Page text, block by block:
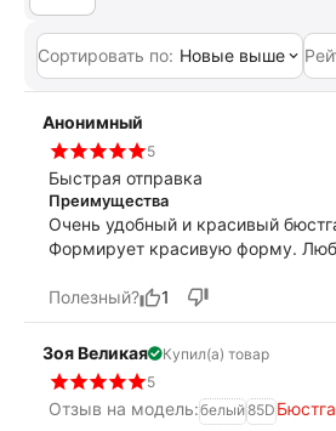
Сортировать по: Новые выше
Анонимный
5
Быстрая отправка
Преимущества
Очень удобный и красивый
Формирует красивую форму.
Полезный? 1
Зоя Великая Купил(а) товар
5
Отзыв на модель:белый85D